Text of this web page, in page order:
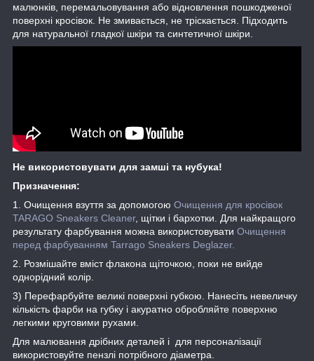
малюнків, перемальовування або відновлення пошкодженої
поверхні кросівок. Не змивається, не тріскається. Підходить
для натуральної гладкої шкіри та синтетичної шкіри.
Не використовувати для замші та нубука!
Призначення:
1. Очищення взуття за допомогою Очищення для кросівок
TARAGO Sneakers Cleaner, щітки і бархотки. Для найкращого
результату фарбування можна використовувати Очищення
перед фарбуванням Tarrago Sneakers Deglazer.
2. Розмішайте вміст флакона щіточкою, поки не вийде
однорідний колір.
3) Перефарбуйте великі поверхні губкою. Нанесіть невеличку
кількість фарби на губку і акуратно обробляйте поверхню
легкими круговими рухами.
Для малювання дрібних деталей і для персоналізації
використовуйте пензлі потрібного діаметра.